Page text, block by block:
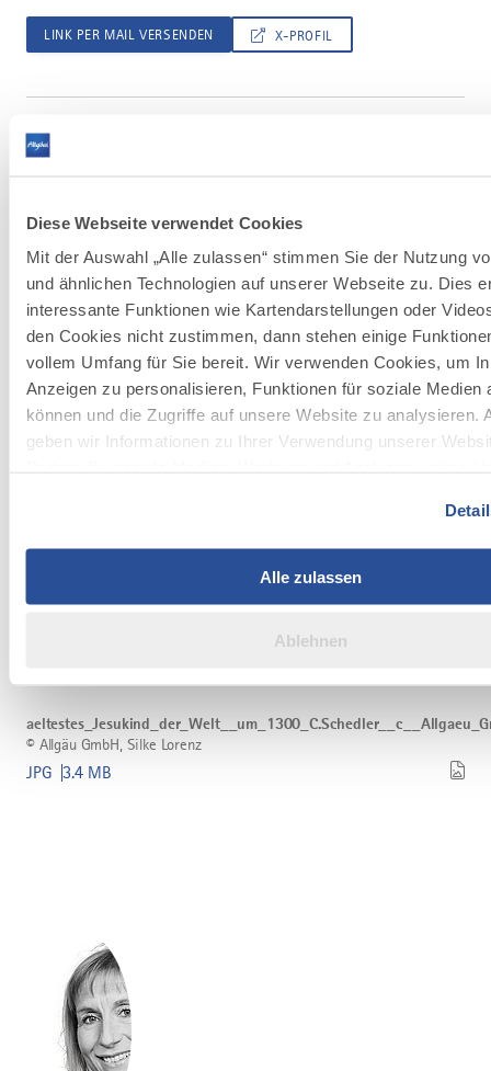
Diese Webseite verwendet Cookies
Mit der Auswahl „Alle zulassen“ stimmen Sie der Nutzung
und ähnlichen Technologien auf unserer Webseite zu. Dies
interessante Funktionen wie Kartendarstellungen oder
den Cookies nicht zustimmen, dann stehen einige
vollem Umfang für Sie bereit. Wir verwenden Cookies, um
Anzeigen zu personalisieren, Funktionen für soziale Medien
können und die Zugriffe auf unsere Website zu analysieren.
geben wir Informationen zu Ihrer Verwendung unserer
zusammen, die Sie ihnen bereitgestellt haben oder die sie
Ihrer Nutzung der Dienste gesammelt haben.
Alle zulassen
Ablehnen
LINK PER MAIL VERSENDEN X-PROFIL
STÄDTEN 2024
in
den
herunterladen
©
Isny Winter, Schlossweihnacht
JPG 1.4 MB
Bild
Isny
Winter,
Schlossweihnacht
herunterladen
©
Christkindlesmarkt Memmingen
©Christina Eirich
JPG 13.7 MB
Bild
Christkindlesmarkt
Memmingen
herunterladen
JPG 43.8 MB
Christkindlesmarkt Memmingen
Christkindlesmarkt
©Allgäu GmbH, Silke Lorenz
JPG 3.4 MB
herunterladen